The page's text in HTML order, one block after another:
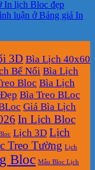
In lịch Bloc đẹp
luận ở Bảng giá In
3D Bìa Lịch 40x60
Bế Nổi Bìa Lịch
Bloc Bìa Lịch
Bìa Treo BLoc
Giá Bìa Lịch
In Lịch Bloc
Lịch 3D Lịch
Treo Tường Lịch
Bloc Mẫu Bloc Lịch